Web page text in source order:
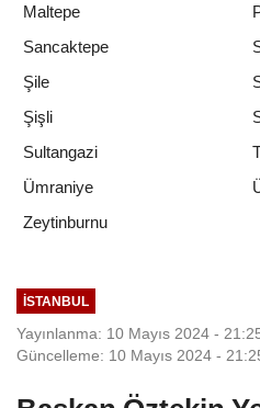
Maltepe
Sancaktepe
Şile
Şişli
Sultangazi
Ümraniye
Zeytinburnu
İSTANBUL
Yayınlanma: 10 Mayıs 2024 -
Güncelleme: 10 Mayıs 2024 -